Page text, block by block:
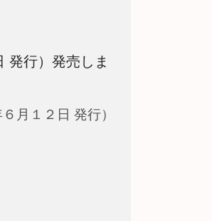
発行）発売しま
月１２日 発行）